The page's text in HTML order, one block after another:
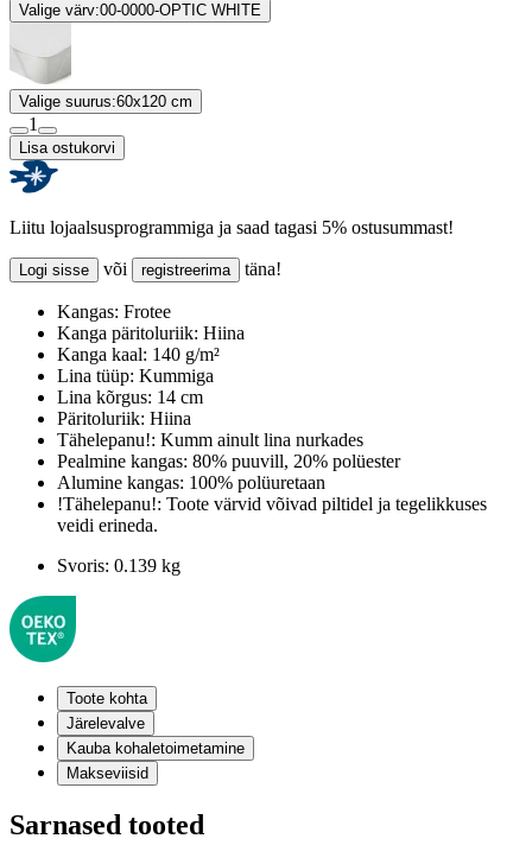
Valige värv:00-0000-OPTIC WHITE
Valige suurus:60x120 cm
1
Lisa ostukorvi
Liitu lojaalsusprogrammiga ja saad tagasi 5% ostusummast!
Logi sisse või registreerima täna!
Kangas: Frotee
Kanga päritoluriik: Hiina
Kanga kaal: 140 g/m²
Lina tüüp: Kummiga
Lina kõrgus: 14 cm
Päritoluriik: Hiina
Tähelepanu!: Kumm ainult lina nurkades
Pealmine kangas: 80% puuvill, 20% polüester
Alumine kangas: 100% polüuretaan
!Tähelepanu!: Toote värvid võivad piltidel ja tegelikkuses
veidi erineda.
Svoris: 0.139 kg
Toote kohta
Järelevalve
Kauba kohaletoimetamine
Makseviisid
Sarnased tooted